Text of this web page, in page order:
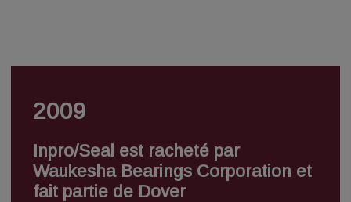
2009
Inpro/Seal est racheté par
Waukesha Bearings Corporation et
fait partie de Dover